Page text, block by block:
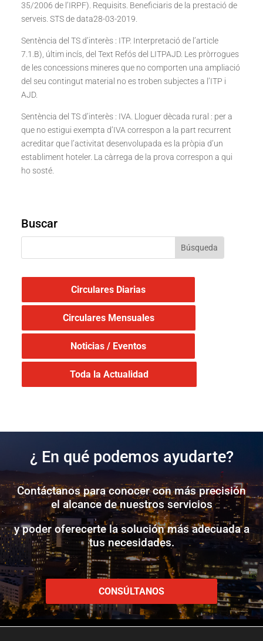
35/2006 de l’IRPF). Requisits. Beneficiaris de la prestació de
serveis. STS de data28-03-2019.
Sentència del TS d’interès : ITP. Interpretació de l’article
7.1.B), últim incís, del Text Refós del LITPAJD. Les pròrrogues
de les concessions mineres que no comporten una ampliació
del seu contingut material no es troben subjectes a l’ITP i
AJD.
Sentència del TS d’interès : IVA. Lloguer dècada rural : per a
que no estigui exempta d’IVA correspon a la part recurrent
acreditar que l’activitat desenvolupada es la pròpia d’un
establiment hoteler. La càrrega de la prova correspon a qui
ho sosté.
Buscar
Circulares Diarias
Circulares Mensuales
Noticias / Eventos
Toda la Actualidad
¿ En qué podemos ayudarte?
Contáctanos para conocer con más precisión
el alcance de nuestros servicios
y poder oferecerte la solución más adecuada a
tus necesidades.
CONSÚLTANOS